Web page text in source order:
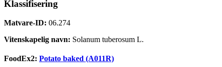
Klassifisering
Matvare-ID: 06.274
Vitenskapelig navn: Solanum tuberosum L.
FoodEx2: Potato baked (A011R)